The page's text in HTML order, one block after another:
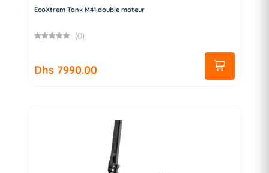
EcoXtrem Tank M41 double moteur
(0)
Dhs 7990.00